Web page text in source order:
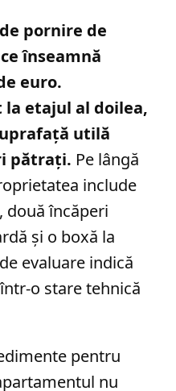
pornire de
înseamnă
euro.
etajul al doilea,
utilă
pătrați. Pe lângă
include
două încăperi
și o boxă la
evaluare indică
o stare tehnică
pentru
nu